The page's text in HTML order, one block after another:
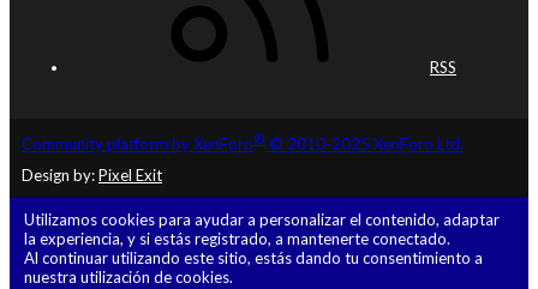
RSS
Community platform by XenForo® © 2010-2025 XenForo Ltd.
Design by:Pixel Exit
Utilizamos cookies para ayudar a personalizar el contenido, adaptar
la experiencia, y si estás registrado, a mantenerte conectado.
Al continuar utilizando este sitio, estás dando tu consentimiento a
nuestra utilización de cookies.